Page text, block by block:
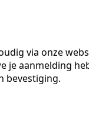
via onze
je aanmelding
bevestiging.